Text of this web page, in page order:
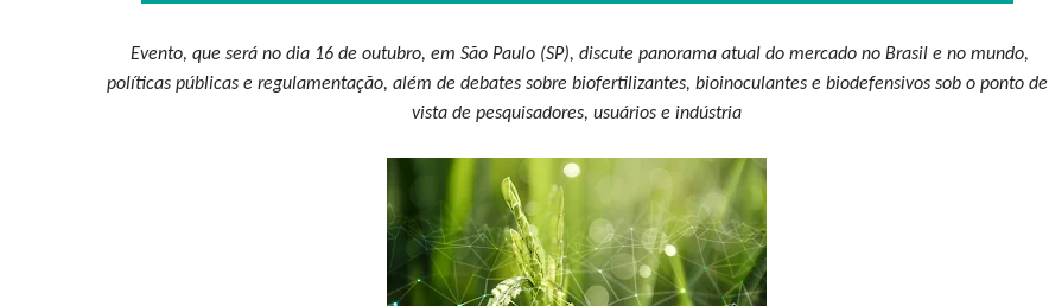
Evento, que será no dia 16 de outubro, em São Paulo (SP), discute panorama atual do mercado no Brasil e no mundo,
políticas públicas e regulamentação, além de debates sobre biofertilizantes, bioinoculantes e biodefensivos sob o ponto de
vista de pesquisadores, usuários e indústria